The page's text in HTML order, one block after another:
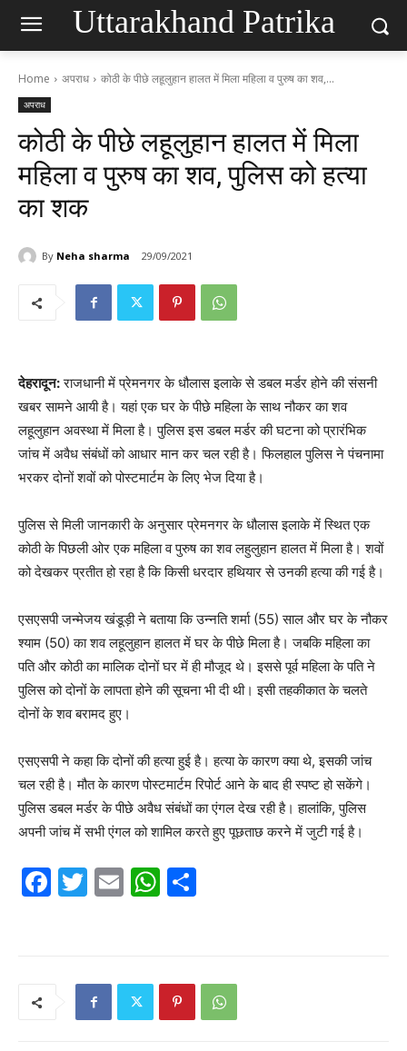
Uttarakhand Patrika
Home अपराध कोठी के पीछे लहूलुहान हालत में मिला महिला व पुरुष का शव,...
अपराध
कोठी के पीछे लहूलुहान हालत में मिला
महिला व पुरुष का शव, पुलिस को हत्या
का शक
By Neha sharma 29/09/2021
देहरादून:राजधानी में प्रेमनगर के धौलास इलाके से डबल मर्डर होने की संसनी
खबर सामने आयी है। यहां एक घर के पीछे महिला के साथ नौकर का शव
लहूलुहान अवस्था में मिला है। पुलिस इस डबल मर्डर की घटना को प्रारंभिक
जांच में अवैध संबंधों को आधार मान कर चल रही है। फिलहाल पुलिस ने पंचनामा
भरकर दोनों शवों को पोस्टमार्टम के लिए भेज दिया है।
पुलिस से मिली जानकारी के अनुसार प्रेमनगर के धौलास इलाके में स्थित एक
कोठी के पिछली ओर एक महिला व पुरुष का शव लहुलुहान हालत में मिला है। शवों
को देखकर प्रतीत हो रहा है कि किसी धरदार हथियार से उनकी हत्या की गई है।
एसएसपी जन्मेजय खंडूड़ी ने बताया कि उन्नति शर्मा (55) साल और घर के नौकर
श्याम (50) का शव लहूलुहान हालत में घर के पीछे मिला है। जबकि महिला का
पति और कोठी का मालिक दोनों घर में ही मौजूद थे। इससे पूर्व महिला के पति ने
पुलिस को दोनों के लापता होने की सूचना भी दी थी। इसी तहकीकात के चलते
दोनों के शव बरामद हुए।
एसएसपी ने कहा कि दोनों की हत्या हुई है। हत्या के कारण क्या थे, इसकी जांच
चल रही है। मौत के कारण पोस्टमार्टम रिपोर्ट आने के बाद ही स्पष्ट हो सकेंगे।
पुलिस डबल मर्डर के पीछे अवैध संबंधों का एंगल देख रही है। हालांकि, पुलिस
अपनी जांच में सभी एंगल को शामिल करते हुए पूछताछ करने में जुटी गई है।
F
T
E
W
A
p